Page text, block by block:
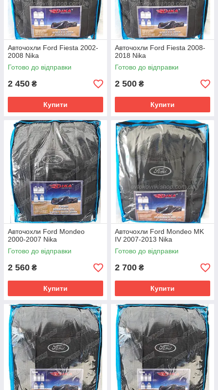
Авточохли Ford Fiesta 2002-
2008 Nika
Готово до відправки
2 450 ₴
Купити
Авточохли Ford Fiesta 2008-
2018 Nika
Готово до відправки
2 500 ₴
Купити
Авточохли Ford Mondeo
2000-2007 Nika
Готово до відправки
2 560 ₴
Купити
Авточохли Ford Mondeo MK
IV 2007-2013 Nika
Готово до відправки
2 700 ₴
Купити